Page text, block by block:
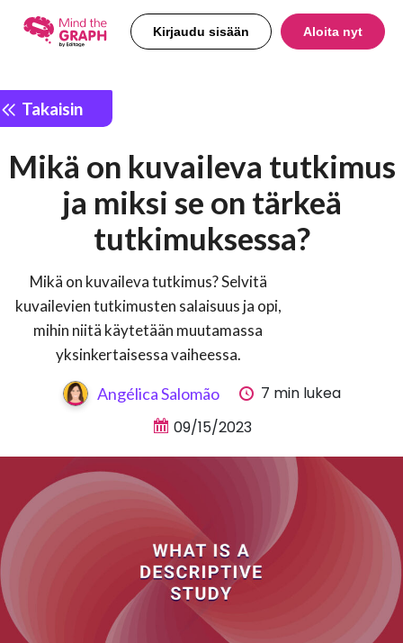
Kirjaudu sisään Aloita nyt
Takaisin
Mikä on kuvaileva tutkimus
ja miksi se on tärkeä
tutkimuksessa?
Mikä on kuvaileva tutkimus? Selvitä
kuvailevien tutkimusten salaisuus ja opi,
mihin niitä käytetään muutamassa
yksinkertaisessa vaiheessa.
Angélica Salomão
7 min lukea
09/15/2023